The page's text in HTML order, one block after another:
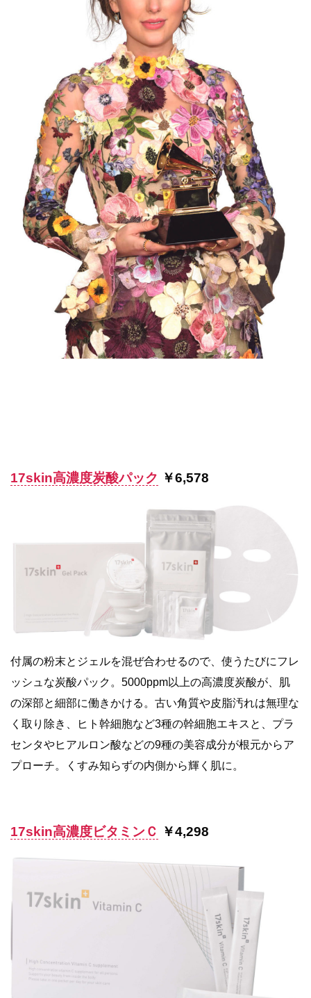
17skin高濃度炭酸パック ￥6,578
付属の粉末とジェルを混ぜ合わせるので、使うたびにフレ
ッシュな炭酸パック。5000ppm以上の高濃度炭酸が、肌
の深部と細部に働きかける。古い角質や皮脂汚れは無理な
く取り除き、ヒト幹細胞など3種の幹細胞エキスと、プラ
センタやヒアルロン酸などの9種の美容成分が根元からア
プローチ。くすみ知らずの内側から輝く肌に。
17skin高濃度ビタミンＣ ￥4,298